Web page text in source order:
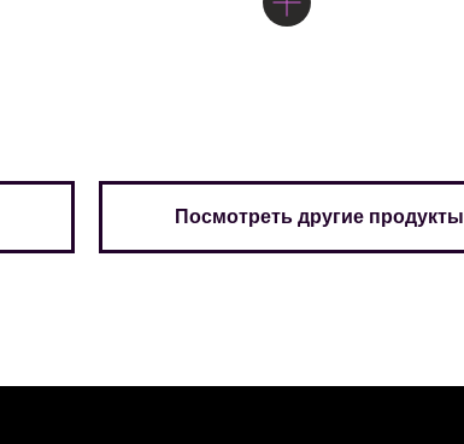
Посмотреть другие продукты